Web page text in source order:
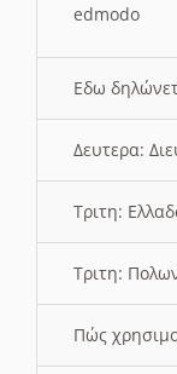
edmodo
Εδω
Δευτερα:
Τριτη:
Τριτη:
Πώς